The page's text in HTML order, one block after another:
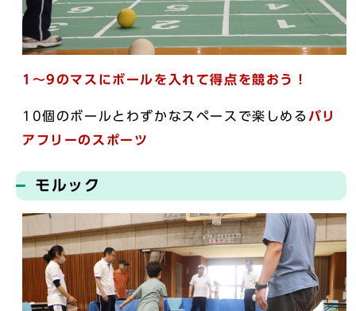
1～9のマスにボールを入れて得点を競おう！
10個のボールとわずかなスペースで楽しめる バリ
アフリーのスポーツ
モルック